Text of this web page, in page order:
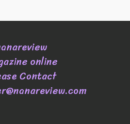
online
Contact